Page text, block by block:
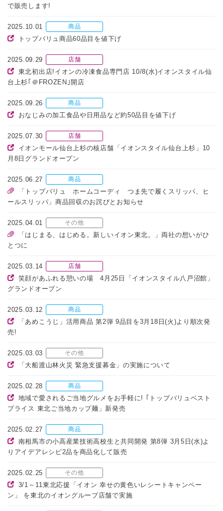
で販売します!
2025.10.01 商品
トップバリュ商品60品目を値下げ
2025.09.29 店舗
東北初出店!イオンの冷凍食品専門店 10/8(水)イオンスタイル仙
台上杉｢＠FROZEN｣開店
2025.09.26 商品
おなじみの加工食品や日用品など約50品目を値下げ
2025.07.30 店舗
イオンモール仙台上杉の核店舗「イオンスタイル仙台上杉」10
月8日グランドオープン
2025.06.27 商品
「トップバリュ ホームコーディ つま先で履くスリッパ、ヒ
ールスリッパ」商品回収のお詫びとお知らせ
2025.04.01 その他
「はじまる、はじめる。新しいイオン東北。」両社の想いがひ
とつに
2025.03.14 店舗
笑顔があふれる憩いの場 4月25日「イオンスタイル八戸沼館」
グランドオープン
2025.03.12 商品
「あめこうじ」活用商品 第2弾 9品目を3月18日(火)より順次発
売!
2025.03.03 その他
「大船渡山林火災 緊急支援募金」の実施について
2025.02.28 商品
地域で愛されるご当地グルメをお手軽に! ｢トップバリュベスト
プライス 東北ご当地カップ麺」新発売
2025.02.27 商品
南相馬市の小高産業技術高校生と共同開発 第8弾 3月5日(水)よ
りアイデアレシピ2品を商品化して販売
2025.02.25 その他
3/1～11東北応援「イオン 幸せの黄色いレシートキャンペー
ン」 を東北のイオングループ店舗で実施